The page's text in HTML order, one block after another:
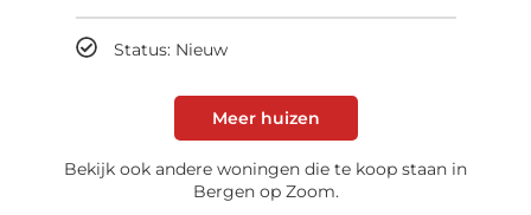
Status: Nieuw
Meer huizen
Bekijk ook andere woningen die te koop staan in
Bergen op Zoom.